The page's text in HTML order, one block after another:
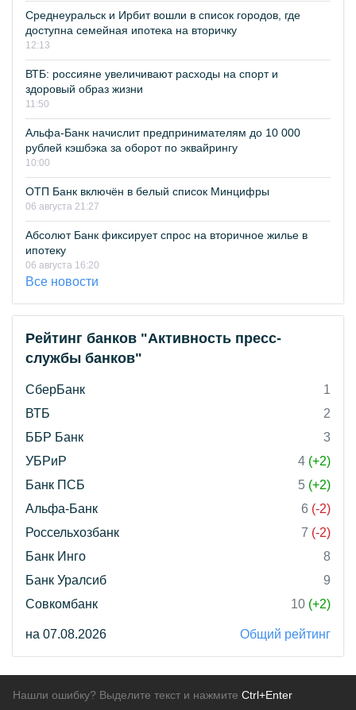
Среднеуральск и Ирбит вошли в список городов, где
доступна семейная ипотека на вторичку
12:13
ВТБ: россияне увеличивают расходы на спорт и
здоровый образ жизни
11:50
Альфа-Банк начислит предпринимателям до 10 000
рублей кэшбэка за оборот по эквайрингу
10:00
ОТП Банк включён в белый список Минцифры
06 августа 21:27
Абсолют Банк фиксирует спрос на вторичное жилье в
ипотеку
06 августа 16:20
Все новости
Рейтинг банков "Активность пресс-
службы банков"
СберБанк
1
ВТБ
2
ББР Банк
3
УБРиР
4 (+2)
Банк ПСБ
5 (+2)
Альфа-Банк
6 (-2)
Россельхозбанк
7 (-2)
Банк Инго
8
Банк Уралсиб
9
Совкомбанк
10 (+2)
на 07.08.2026 Общий рейтинг
Нашли ошибку? Выделите текст и нажмите Ctrl+Enter